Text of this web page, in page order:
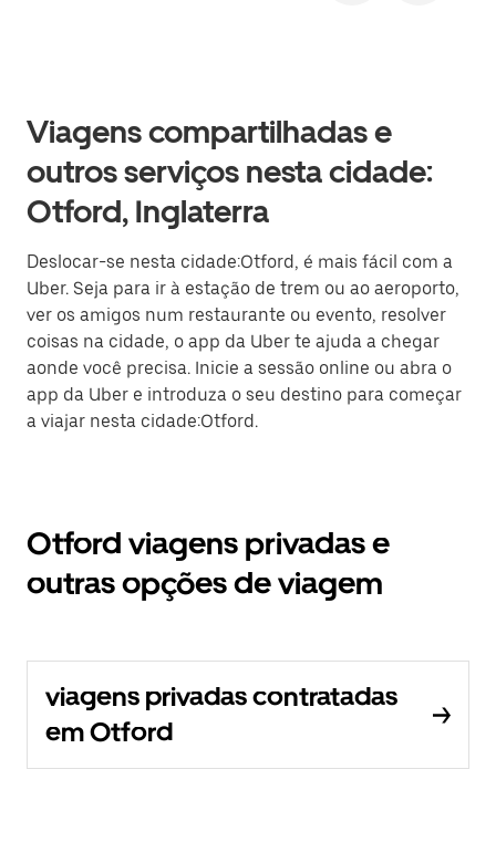
Viagens compartilhadas e
outros serviços nesta cidade:
Otford, Inglaterra
Deslocar-se nesta cidade:Otford, é mais fácil com a
Uber. Seja para ir à estação de trem ou ao aeroporto,
ver os amigos num restaurante ou evento, resolver
coisas na cidade, o app da Uber te ajuda a chegar
aonde você precisa. Inicie a sessão online ou abra o
app da Uber e introduza o seu destino para começar
a viajar nesta cidade:Otford.
Otford viagens privadas e
outras opções de viagem
viagens privadas contratadas
em Otford